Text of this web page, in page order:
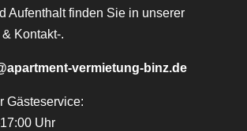
Aufenthalt finden Sie in unserer
Kontakt-.
vermietung-binz.de
Gästeservice:
Uhr